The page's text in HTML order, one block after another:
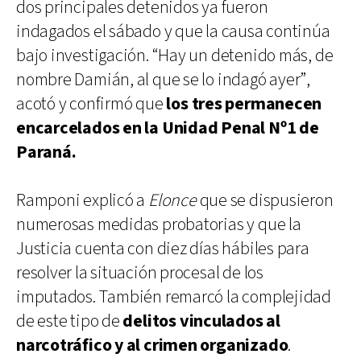
dos principales detenidos ya fueron
indagados el sábado y que la causa continúa
bajo investigación. “Hay un detenido más, de
nombre Damián, al que se lo indagó ayer”,
acotó y confirmó quelos tres permanecen
encarcelados en la Unidad Penal Nº1 de
Paraná.
Ramponi explicó a Elonceque se dispusieron
numerosas medidas probatorias y que la
Justicia cuenta con diez días hábiles para
resolver la situación procesal de los
imputados. También remarcó la complejidad
de este tipo dedelitos vinculados al
narcotráfico y al crimen organizado.